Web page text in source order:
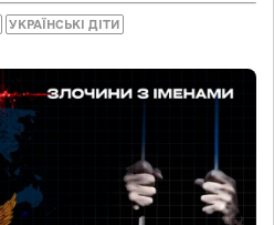
УКРАЇНСЬКІ ДІТИ